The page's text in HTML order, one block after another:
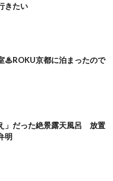
きたい
♨ROKU京都に泊まったので
」だった絶景露天風呂 放置
明